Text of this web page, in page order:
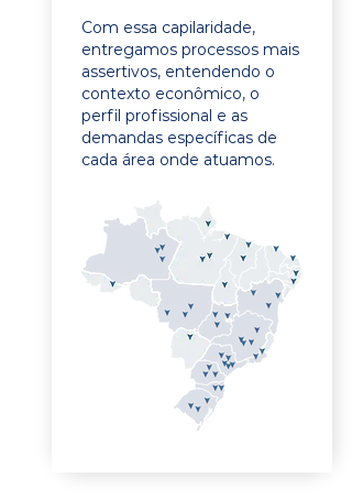
Com essa capilaridade,
entregamos processos mais
assertivos, entendendo o
contexto econômico, o
perfil profissional e as
demandas específicas de
cada área onde atuamos.